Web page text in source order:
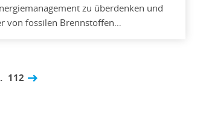
zu überdenken und
von fossilen Brennstoffen…
112